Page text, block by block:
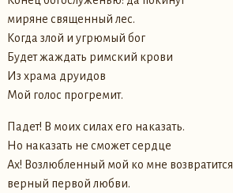
миряне священный лес.
Когда злой и угрюмый бог
Будет жаждать римский крови
Из храма друидов
Мой голос прогремит.
Падет! В моих силах его наказать.
Но наказать не сможет сердце
Ах! Возлюбленный мой ко мне возвратится
верный первой любви.